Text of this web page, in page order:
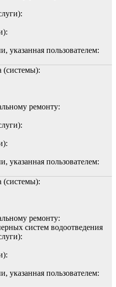
указанная пользователем:
(системы):
ремонту:
указанная пользователем:
(системы):
ремонту:
систем водоотведения
указанная пользователем: